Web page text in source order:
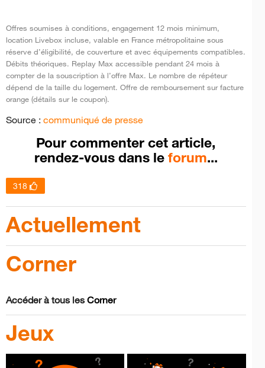
Offres soumises à conditions, engagement 12 mois minimum,
location Livebox incluse, valable en France métropolitaine sous
réserve d’éligibilité, de couverture et avec équipements compatibles.
Débits théoriques. Replay Max accessible pendant 24 mois à
compter de la souscription à l’offre Max. Le nombre de répéteur
dépend de la taille du logement. Offre de remboursement sur facture
orange (détails sur le coupon).
Source : communiqué de presse
Pour commenter cet article,
rendez-vous dans le forum...
318
Actuellement
Corner
Accéder à tous lesCorner
Jeux